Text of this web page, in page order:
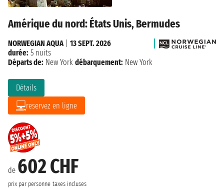
Amérique du nord: États Unis, Bermudes
de 602 CHF
prix par personne taxes incluses
Détails
reservez en ligne
NORWEGIAN AQUA| 13 SEPT. 2026
durée: 5 nuits
Départs de: New York débarquement: New York